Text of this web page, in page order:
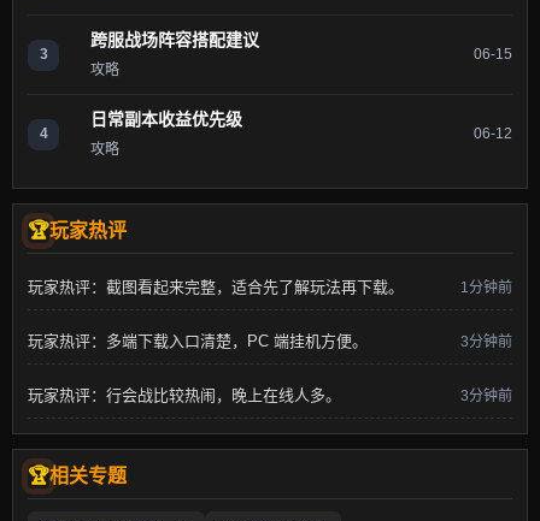
3
跨服战场阵容搭配建议
攻略
06-15
4
日常副本收益优先级
攻略
06-12
玩家热评
玩家热评：截图看起来完整，适合先了解玩法再下载。 1分钟前
玩家热评：多端下载入口清楚，PC 端挂机方便。 3分钟前
玩家热评：行会战比较热闹，晚上在线人多。 3分钟前
相关专题